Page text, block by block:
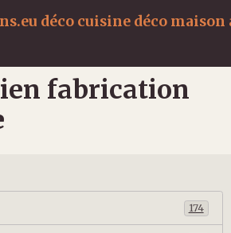
déco cuisine déco
fabrication
174